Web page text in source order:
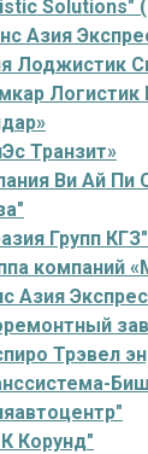
Solutions"
Азия
Лоджистик
Логистик
Транзит»
Ви Ай Пи
Групп КГЗ"
компаний
Азия
Трэвел
Корунд"